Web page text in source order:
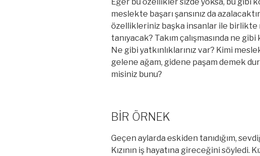
meslekte başarı şansınız da
özellikleriniz başka insanlar ile birlikte
tanıyacak? Takım çalışmasında ne
Ne gibi yatkınlıklarınız var? Kimi
gelene ağam, gidene paşam demek
misiniz bunu?
BİR ÖRNEK
Geçen aylarda eskiden tanıdığım,
Kızının iş hayatına gireceğini söyledi.